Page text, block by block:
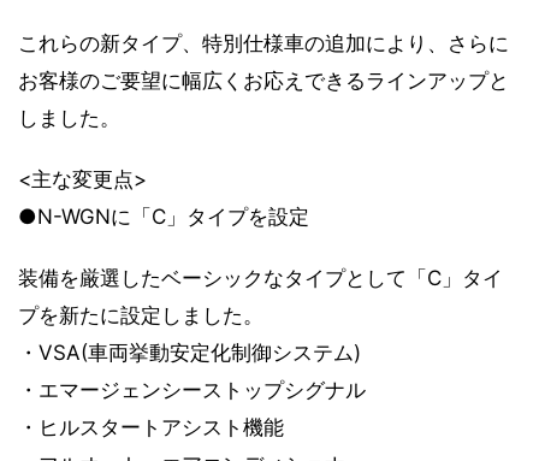
これらの新タイプ、特別仕様車の追加により、さらに
お客様のご要望に幅広くお応えできるラインアップと
しました。
<主な変更点>
●N-WGNに「C」タイプを設定
装備を厳選したベーシックなタイプとして「C」タイ
プを新たに設定しました。
・VSA(車両挙動安定化制御システム)
・エマージェンシーストップシグナル
・ヒルスタートアシスト機能